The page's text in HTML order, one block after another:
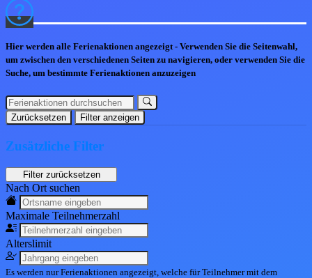
Hier werden alle Ferienaktionen angezeigt - Verwenden Sie die Seitenwahl,
um zwischen den verschiedenen Seiten zu navigieren, oder verwenden Sie die
Suche, um bestimmte Ferienaktionen anzuzeigen
Zurücksetzen Filter anzeigen
Zusätzliche Filter
Nach Ort suchen
Maximale Teilnehmerzahl
Alterslimit
Es werden nur Ferienaktionen angezeigt, welche für Teilnehmer mit dem